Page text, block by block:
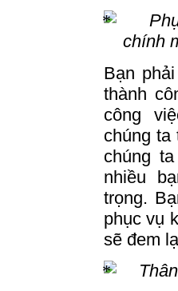
chính
Bạn
thành
công
chúng ta
chúng
nhiều
trọng.
phục vụ
sẽ đem